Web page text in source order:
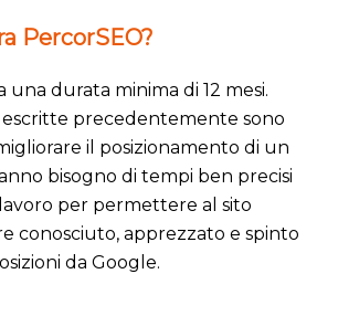
PercorSEO?
una durata minima di 12 mesi.
precedentemente sono
il posizionamento di un
bisogno di tempi ben precisi
per permettere al sito
conosciuto, apprezzato e spinto
da Google.